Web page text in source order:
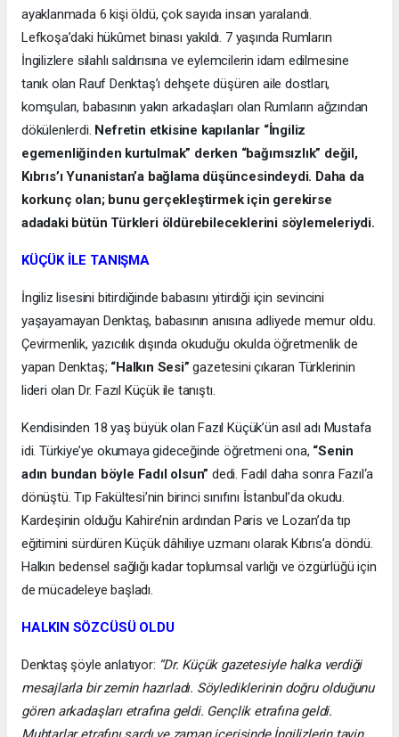
ayaklanmada 6 kişi öldü, çok sayıda insan yaralandı.
Lefkoşa’daki hükûmet binası yakıldı. 7 yaşında Rumların
İngilizlere silahlı saldırısına ve eylemcilerin idam edilmesine
tanık olan Rauf Denktaş’ı dehşete düşüren aile dostları,
komşuları, babasının yakın arkadaşları olan Rumların ağzından
dökülenlerdi. Nefretin etkisine kapılanlar “İngiliz
egemenliğinden kurtulmak” derken “bağımsızlık” değil,
Kıbrıs’ı Yunanistan’a bağlama düşüncesindeydi. Daha da
korkunç olan; bunu gerçekleştirmek için gerekirse
adadaki bütün Türkleri öldürebileceklerini söylemeleriydi.
KÜÇÜK İLE TANIŞMA
İngiliz lisesini bitirdiğinde babasını yitirdiği için sevincini
yaşayamayan Denktaş, babasının anısına adliyede memur oldu.
Çevirmenlik, yazıcılık dışında okuduğu okulda öğretmenlik de
yapan Denktaş; “Halkın Sesi”gazetesini çıkaran Türklerinin
lideri olan Dr. Fazıl Küçük ile tanıştı.
Kendisinden 18 yaş büyük olan Fazıl Küçük’ün asıl adı Mustafa
idi. Türkiye’ye okumaya gideceğinde öğretmeni ona, “Senin
adın bundan böyle Fadıl olsun” dedi. Fadıl daha sonra Fazıl‘a
dönüştü. Tıp Fakültesi’nin birinci sınıfını İstanbul’da okudu.
Kardeşinin olduğu Kahire’nin ardından Paris ve Lozan’da tıp
eğitimini sürdüren Küçük dâhiliye uzmanı olarak Kıbrıs’a döndü.
Halkın bedensel sağlığı kadar toplumsal varlığı ve özgürlüğü için
de mücadeleye başladı.
HALKIN SÖZCÜSÜ OLDU
Denktaş şöyle anlatıyor: “Dr. Küçük gazetesiyle halka verdiği
mesajlarla bir zemin hazırladı. Söylediklerinin doğru olduğunu
gören arkadaşları etrafına geldi. Gençlik etrafına geldi.